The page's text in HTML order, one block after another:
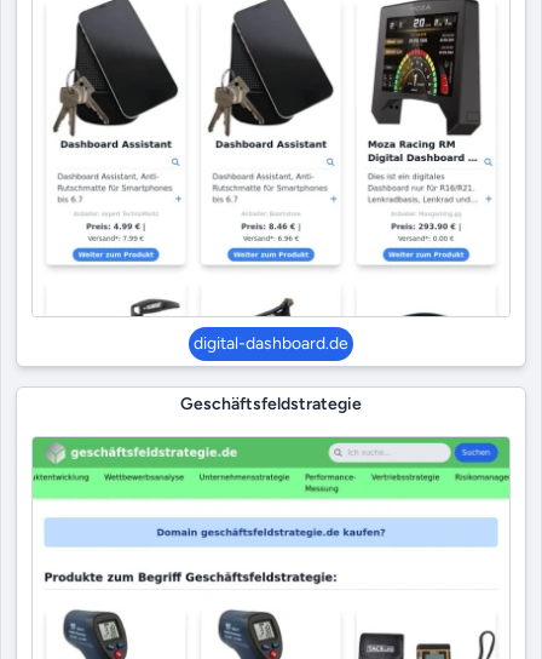
digital-dashboard.de
Geschäftsfeldstrategie